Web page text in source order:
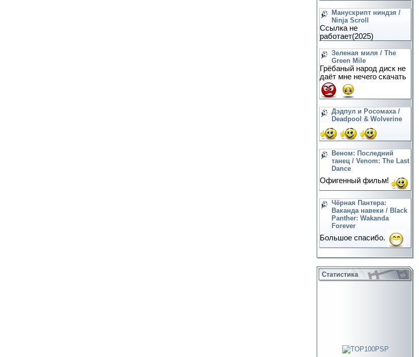
Манускрипт ниндзя /
Ninja Scroll
Ссылка не
работает(2025)
Зеленая миля / The
Green Mile
Грёбаный народ диск не
даёт мне нечего скачать
Дэдпул и Росомаха /
Deadpool & Wolverine
Веном: Последний
танец / Venom: The Last
Dance
Офигенный фильм!
Чёрная Пантера:
Ваканда навеки / Black
Panther: Wakanda
Forever
Большое спасибо.
Статистика